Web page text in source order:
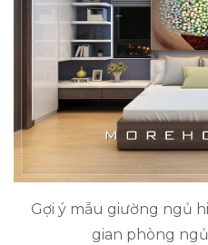
Gợi ý mẫu giường ngủ
gian phòng